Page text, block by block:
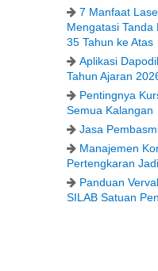
7 Manfaat
Mengatasi Tanda
35 Tahun ke Atas
Aplikasi
Tahun Ajaran
Pentingnya
Semua Kalangan
Jasa
Manajemen
Pertengkaran
Panduan
SILAB Satuan